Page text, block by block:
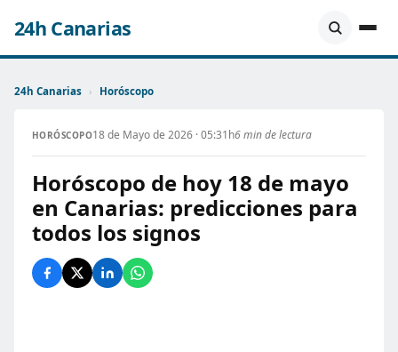
24h Canarias
24h Canarias › Horóscopo
HORÓSCOPO18 de Mayo de 2026 · 05:31h6 min de lectura
Horóscopo de hoy 18 de mayo
en Canarias: predicciones para
todos los signos